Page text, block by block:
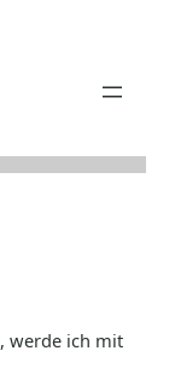
werde ich mit